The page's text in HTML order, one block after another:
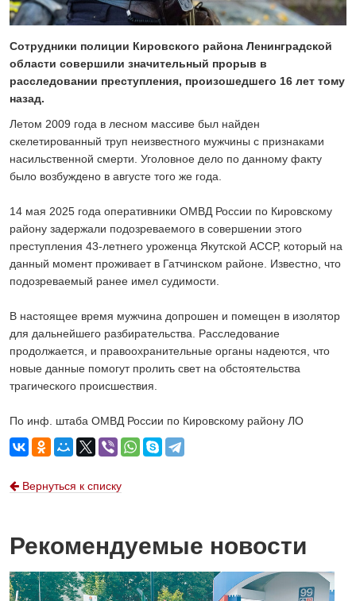
24 ИЮЛЯ 2026
ОБЩЕСТВО
Скоро в школу!
24 ИЮЛЯ 2026
ОБЩЕСТВО
Спрашивали? Отвечаем!
04 АВГУСТА 2026
Сотрудники полиции Кировского района Ленинградской
области совершили значительный прорыв в
расследовании преступления, произошедшего 16 лет тому
назад.
Летом 2009 года в лесном массиве был найден
скелетированный труп неизвестного мужчины с признаками
насильственной смерти. Уголовное дело по данному факту
было возбуждено в августе того же года.
14 мая 2025 года оперативники ОМВД России по Кировскому
району задержали подозреваемого в совершении этого
преступления 43-летнего уроженца Якутской АССР, который на
данный момент проживает в Гатчинском районе. Известно, что
подозреваемый ранее имел судимости.
В настоящее время мужчина допрошен и помещен в изолятор
для дальнейшего разбирательства. Расследование
продолжается, и правоохранительные органы надеются, что
новые данные помогут пролить свет на обстоятельства
трагического происшествия.
По инф. штаба ОМВД России по Кировскому району ЛО
Вернуться к списку
Рекомендуемые новости